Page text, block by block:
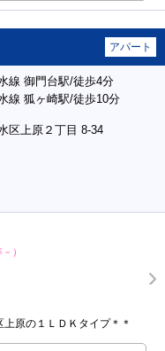
アパート
線 御門台駅/徒歩4分
線 狐ヶ崎駅/徒歩10分
区上原２丁目 8-34
）
原の１ＬＤＫタイプ＊＊